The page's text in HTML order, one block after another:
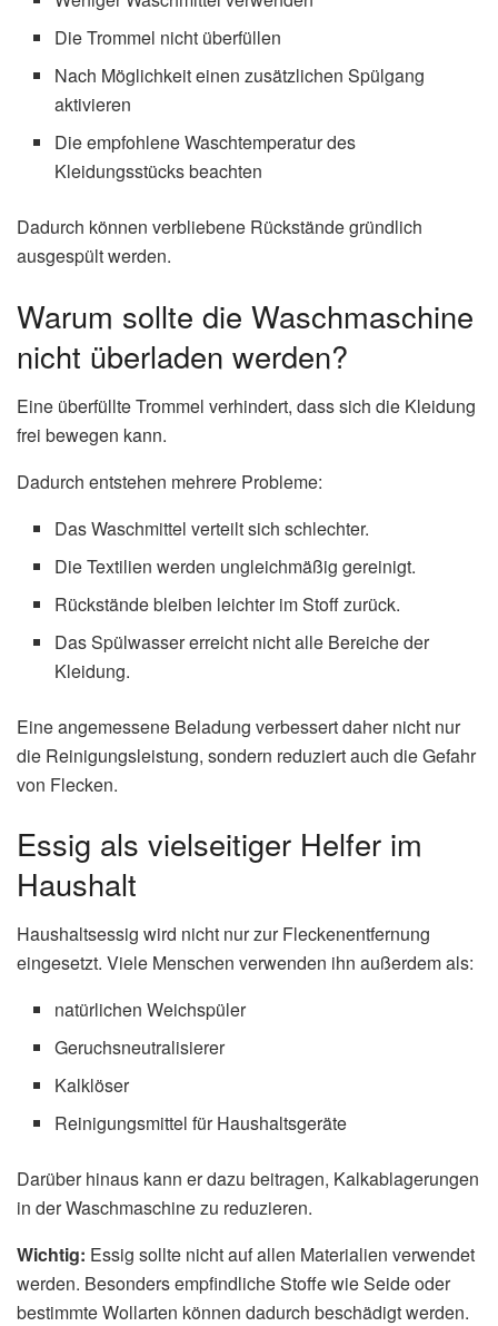
Die Trommel nicht überfüllen
Nach Möglichkeit einen zusätzlichen Spülgang
aktivieren
Die empfohlene Waschtemperatur des
Kleidungsstücks beachten
Dadurch können verbliebene Rückstände gründlich
ausgespült werden.
Warum sollte die Waschmaschine
nicht überladen werden?
Eine überfüllte Trommel verhindert, dass sich die Kleidung
frei bewegen kann.
Dadurch entstehen mehrere Probleme:
Das Waschmittel verteilt sich schlechter.
Die Textilien werden ungleichmäßig gereinigt.
Rückstände bleiben leichter im Stoff zurück.
Das Spülwasser erreicht nicht alle Bereiche der
Kleidung.
Eine angemessene Beladung verbessert daher nicht nur
die Reinigungsleistung, sondern reduziert auch die Gefahr
von Flecken.
Essig als vielseitiger Helfer im
Haushalt
Haushaltsessig wird nicht nur zur Fleckenentfernung
eingesetzt. Viele Menschen verwenden ihn außerdem als:
natürlichen Weichspüler
Geruchsneutralisierer
Kalklöser
Reinigungsmittel für Haushaltsgeräte
Darüber hinaus kann er dazu beitragen, Kalkablagerungen
in der Waschmaschine zu reduzieren.
Wichtig: Essig sollte nicht auf allen Materialien verwendet
werden. Besonders empfindliche Stoffe wie Seide oder
bestimmte Wollarten können dadurch beschädigt werden.